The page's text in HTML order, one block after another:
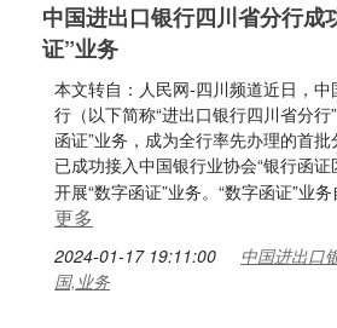
中国进出口银行四川省分行成
证”业务
本文转自：人民网-四川频道近日，
行（以下简称“进出口银行四川省分行
函证”业务，成为全行率先办理的首
已成功接入中国银行业协会“银行函
开展“数字函证”业务。“数字函证”业
更多
2024-01-17 19:11:00
中国进出口
国,业务